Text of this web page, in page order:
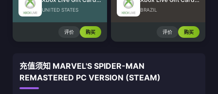
UNITED STATES
评价 购买
BRAZIL
评价 购买
充值须知 MARVEL'S SPIDER-MAN
REMASTERED PC VERSION (STEAM)